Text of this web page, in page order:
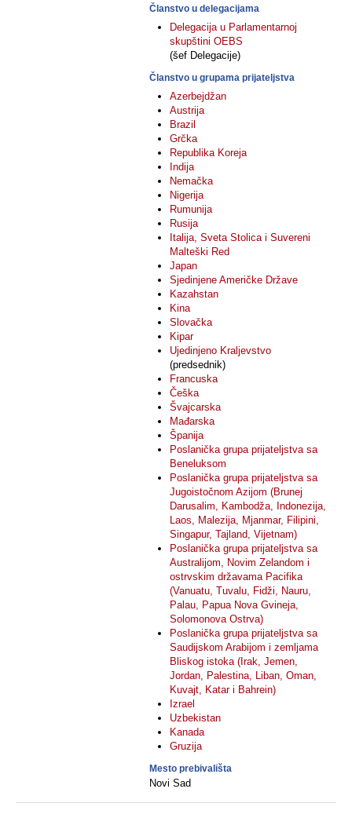
Članstvo u delegacijama
Delegacija u Parlamentarnoj
skupštini OEBS
(šef Delegacije)
Članstvo u grupama prijateljstva
Azerbejdžan
Austrija
Brazil
Grčka
Republika Koreja
Indija
Nemačka
Nigerija
Rumunija
Rusija
Italija, Sveta Stolica i Suvereni
Malteški Red
Japan
Sjedinjene Američke Države
Kazahstan
Kina
Slovačka
Kipar
Ujedinjeno Kraljevstvo
(predsednik)
Francuska
Češka
Švajcarska
Mađarska
Španija
Poslanička grupa prijateljstva sa
Beneluksom
Poslanička grupa prijateljstva sa
Jugoistočnom Azijom (Brunej
Darusalim, Kambodža, Indonezija,
Laos, Malezija, Mjanmar, Filipini,
Singapur, Tajland, Vijetnam)
Poslanička grupa prijateljstva sa
Australijom, Novim Zelandom i
ostrvskim državama Pacifika
(Vanuatu, Tuvalu, Fidži, Nauru,
Palau, Papua Nova Gvineja,
Solomonova Ostrva)
Poslanička grupa prijateljstva sa
Saudijskom Arabijom i zemljama
Bliskog istoka (Irak, Jemen,
Jordan, Palestina, Liban, Oman,
Kuvajt, Katar i Bahrein)
Izrael
Uzbekistan
Kanada
Gruzija
Mesto prebivališta
Novi Sad